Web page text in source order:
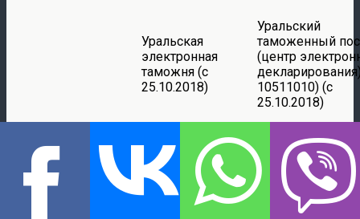
Уральская
электронная
таможня (с
25.10.2018)
Уральский
таможенный
(центр
10511010) (с
25.10.2018)